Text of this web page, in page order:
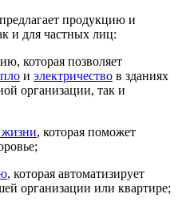
продукцию и
и для частных лиц:
которая позволяет
и электричество в зданиях
организации, так и
жизни, которая поможет
, которая автоматизирует
организации или квартире;